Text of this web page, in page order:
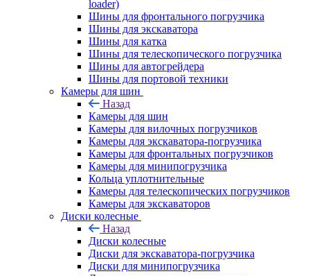
loader)
Шины для фронтального погрузчика
Шины для экскаватора
Шины для катка
Шины для телескопического погрузчика
Шины для автогрейдера
Шины для портовой техники
Камеры для шин
Назад
Камеры для шин
Камеры для вилочных погрузчиков
Камеры для экскаватора-погрузчика
Камеры для фронтальных погрузчиков
Камеры для минипогрузчика
Кольца уплотнительные
Камеры для телескопических погрузчиков
Камеры для экскаваторов
Диски колесные
Назад
Диски колесные
Диски для экскаватора-погрузчика
Диски для минипогрузчика